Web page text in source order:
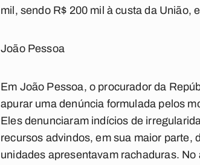
mil, sendo R$ 200 mil à custa da União,
João Pessoa
Em João Pessoa, o procurador da
apurar uma denúncia formulada pelos
Eles denunciaram indícios de
recursos advindos, em sua maior parte,
unidades apresentavam rachaduras.